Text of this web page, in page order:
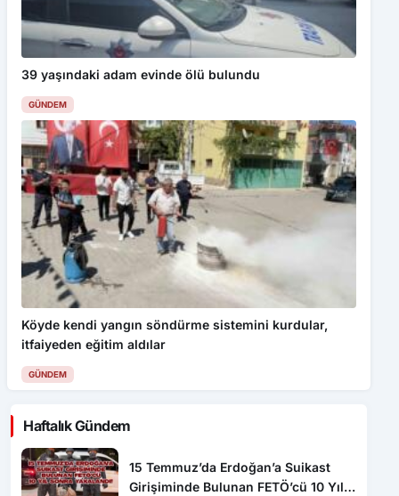
39 yaşındaki adam evinde ölü bulundu
GÜNDEM
Köyde kendi yangın söndürme sistemini kurdular,
itfaiyeden eğitim aldılar
GÜNDEM
Haftalık Gündem
15 Temmuz’da Erdoğan’a Suikast
Girişiminde Bulunan FETÖ’cü 10 Yıl